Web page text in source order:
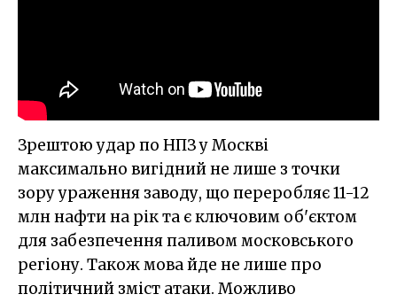
Зрештою удар по НПЗ у Москві
максимально вигідний не лише з точки
зору ураження заводу, що переробляє 11-12
млн нафти на рік та є ключовим об'єктом
для забезпечення паливом московського
регіону. Також мова йде не лише про
політичний зміст атаки. Можливо